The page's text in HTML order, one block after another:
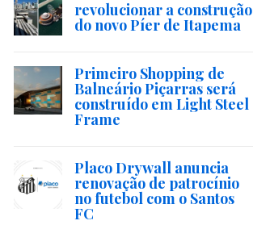
revolucionar a construção
do novo Píer de Itapema
Primeiro Shopping de
Balneário Piçarras será
construído em Light Steel
Frame
Placo Drywall anuncia
renovação de patrocínio
no futebol com o Santos
FC